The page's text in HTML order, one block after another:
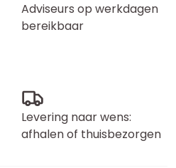
Adviseurs op werkdagen
bereikbaar
Levering naar wens:
afhalen of thuisbezorgen